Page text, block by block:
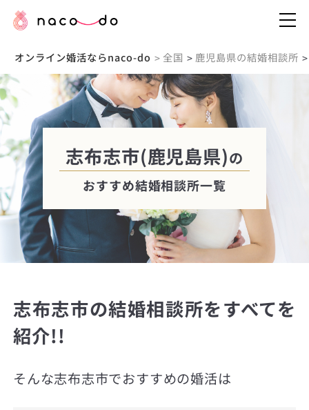
オンライン婚活ならnaco-do > 全国 > 鹿児島県の結婚相談所 >
志布志市(鹿児島県)の
おすすめ結婚相談所一覧
志布志市の結婚相談所をすべてを
紹介!!
そんな志布志市でおすすめの婚活は